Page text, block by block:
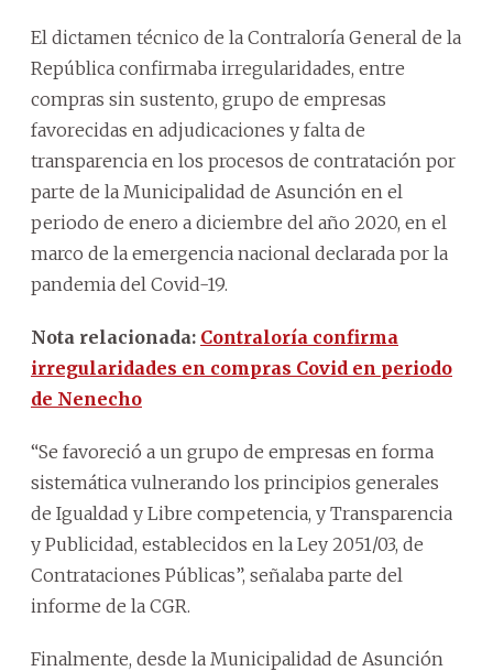
El dictamen técnico de la Contraloría General de la
República confirmaba irregularidades, entre
compras sin sustento, grupo de empresas
favorecidas en adjudicaciones y falta de
transparencia en los procesos de contratación por
parte de la Municipalidad de Asunción en el
periodo de enero a diciembre del año 2020, en el
marco de la emergencia nacional declarada por la
pandemia del Covid-19.
Nota relacionada: Contraloría confirma
irregularidades en compras Covid en periodo
de Nenecho
“Se favoreció a un grupo de empresas en forma
sistemática vulnerando los principios generales
de Igualdad y Libre competencia, y Transparencia
y Publicidad, establecidos en la Ley 2051/03, de
Contrataciones Públicas”, señalaba parte del
informe de la CGR.
Finalmente, desde la Municipalidad de Asunción